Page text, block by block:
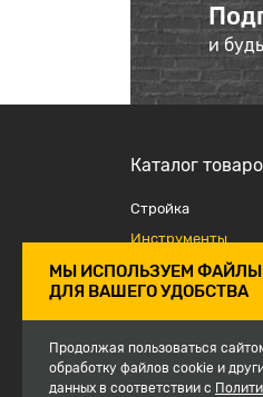
и
Каталог
Стройка
Инструменты
Отделка
Крепеж и такелаж
Средства защиты,
Сантехника
МЫ ИСПОЛЬЗУЕМ ФАЙЛЫ
ДЛЯ ВАШЕГО УДОБСТВА
Продолжая пользоваться
обработку файлов cookie и
данных в соответствии с